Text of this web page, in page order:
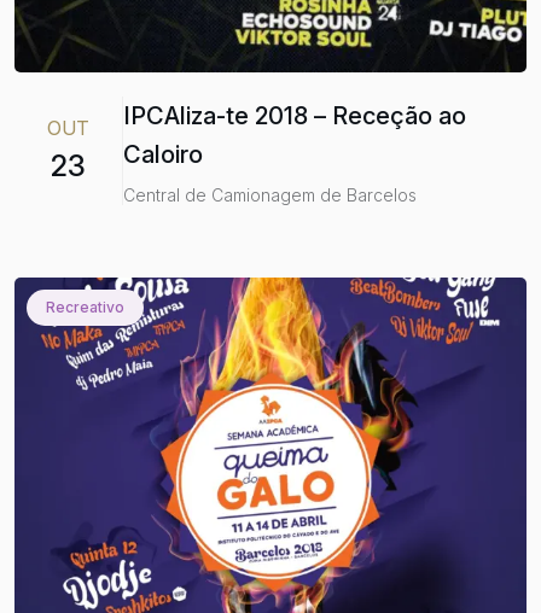
OUT
23
IPCAliza-te 2018 – Receção ao
Caloiro
Central de Camionagem de Barcelos
Recreativo